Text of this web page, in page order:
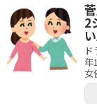
2
年
女